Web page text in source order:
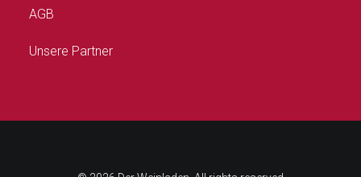
AGB
Unsere Partner